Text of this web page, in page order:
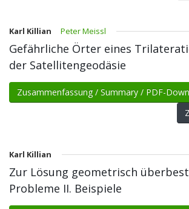
Karl Killian Peter Meissl
Gefährliche Örter eines
der Satellitengeodäsie
Zusammenfassung / Summary / PDF-
Karl Killian
Zur Lösung geometrisch
Probleme II. Beispiele